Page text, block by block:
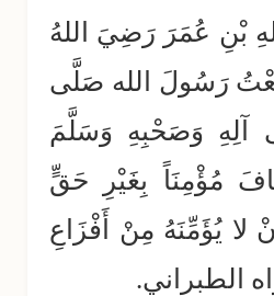
بْنِ عُمَرَ رَضِيَ اللهُ
رَسُولَ الله صَلَّى
آلِهِ وَصَحْبِهِ وَسَلَّمَ
مُؤْمِنَاً بِغَيْرِ حَقٍّ
لا يُؤَمِّنَهُ مِنْ أَفْزَاعِ
الطبراني.